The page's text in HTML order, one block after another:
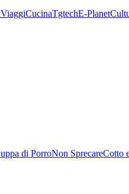
ViaggiCucinaTgtechE-Planet
di PorroNon SprecareCotto